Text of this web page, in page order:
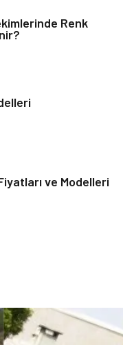
& Hobi Renk
ve Modelleri